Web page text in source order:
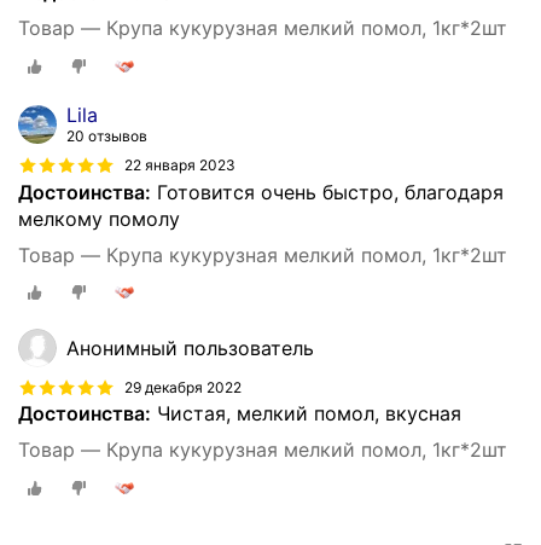
Товар — Крупа кукурузная мелкий помол, 1кг*2шт
Lila
20 отзывов
22 января 2023
Достоинства: Готовится очень быстро, благодаря
мелкому помолу
Товар — Крупа кукурузная мелкий помол, 1кг*2шт
Анонимный пользователь
29 декабря 2022
Достоинства: Чистая, мелкий помол, вкусная
Товар — Крупа кукурузная мелкий помол, 1кг*2шт